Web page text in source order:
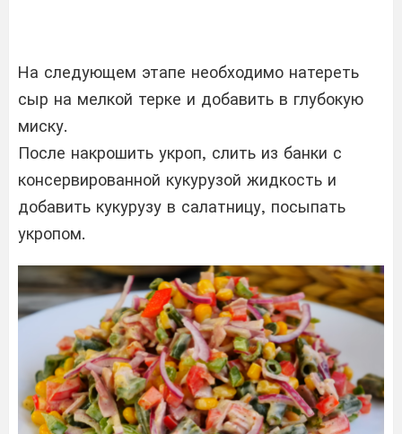
На следующем этапе необходимо натереть
сыр на мелкой терке и добавить в глубокую
миску.
После накрошить укроп, слить из банки с
консервированной кукурузой жидкость и
добавить кукурузу в салатницу, посыпать
укропом.